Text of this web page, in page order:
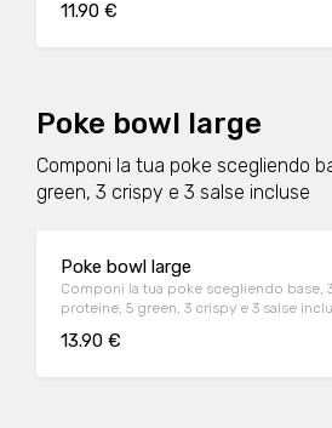
11.90 €
Poke bowl large
Componi la tua poke scegliendo
green, 3 crispy e 3 salse incluse
Poke bowl large
Componi la tua poke scegliendo base,
proteine, 5 green, 3 crispy e 3 salse
13.90 €